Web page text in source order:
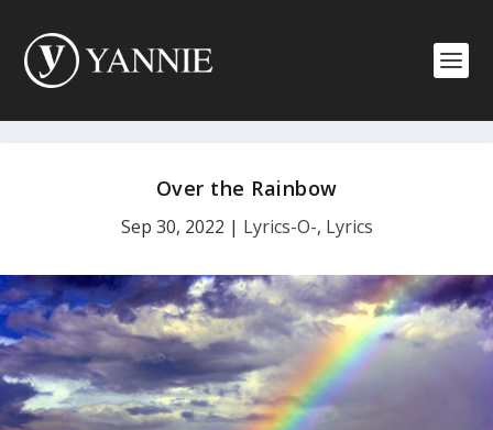
Over the Rainbow
Sep 30, 2022 | Lyrics-O-, Lyrics